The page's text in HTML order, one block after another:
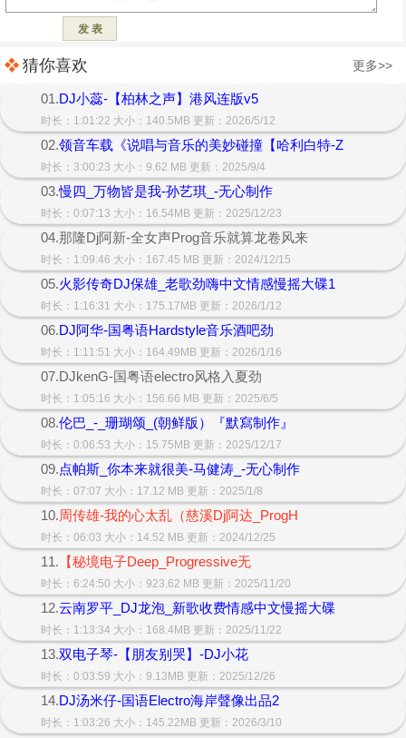
猜你喜欢 更多>>
01.DJ小蕊-【柏林之声】港风连版v5
时长：1:01:22 大小：140.5MB 更新：2026/5/12
02.领音车载《说唱与音乐的美妙碰撞【哈利白特-Z
时长：3:00:23 大小：9.62 MB 更新：2025/9/4
03.慢四_万物皆是我-孙艺琪_-无心制作
时长：0:07:13 大小：16.54MB 更新：2025/12/23
04.那隆Dj阿新-全女声Prog音乐就算龙卷风来
时长：1:09:46 大小：167.45 MB 更新：2024/12/15
05.火影传奇DJ保雄_老歌劲嗨中文情感慢摇大碟1
时长：1:16:31 大小：175.17MB 更新：2026/1/12
06.DJ阿华-国粤语Hardstyle音乐酒吧劲
时长：1:11:51 大小：164.49MB 更新：2026/1/16
07.DJkenG-国粤语electro风格入夏劲
时长：1:05:16 大小：156.66 MB 更新：2025/6/5
08.伦巴_-_珊瑚颂_(朝鲜版）『默寫制作』
时长：0:06:53 大小：15.75MB 更新：2025/12/17
09.点帕斯_你本来就很美-马健涛_-无心制作
时长：07:07 大小：17.12 MB 更新：2025/1/8
10.周传雄-我的心太乱（慈溪Dj阿达_ProgH
时长：06:03 大小：14.52 MB 更新：2024/12/25
11. 【秘境电子Deep_Progressive无
时长：6:24:50 大小：923.62 MB 更新：2025/11/20
12.云南罗平_DJ龙泡_新歌收费情感中文慢摇大碟
时长：1:13:34 大小：168.4MB 更新：2025/11/22
13.双电子琴-【朋友别哭】-DJ小花
时长：0:03:59 大小：9.13MB 更新：2025/12/26
14.DJ汤米仔-国语Electro海岸聲像出品2
时长：1:03:26 大小：145.22MB 更新：2026/3/10